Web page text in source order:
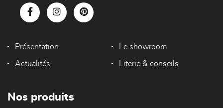
Présentation Le showroom
Actualités Literie & conseils
Nos produits